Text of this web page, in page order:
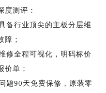
度测评：
行业顶尖的主板分层维
障；
全程可视化，明码标价
价单；
90天免费保修，原装零